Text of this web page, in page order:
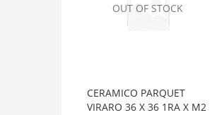
OUT OF STOCK
CERAMICO PARQUET
VIRARO 36 X 36 1RA X M2